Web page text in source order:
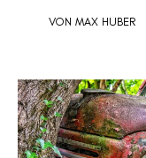
VON MAX HUBER